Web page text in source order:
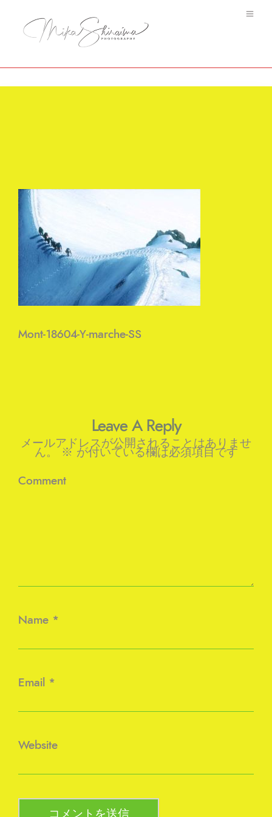
Mont-18604-Y-marche-SS
Leave A Reply
メールアドレスが公開されることはありませ
ん。 ※ が付いている欄は必須項目です
Comment
Name *
Email *
Website